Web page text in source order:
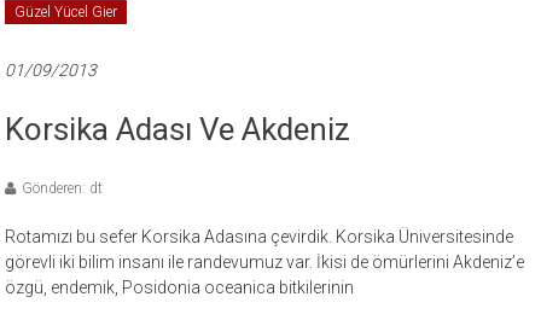
Güzel Yücel Gier
01/09/2013
Korsika Adası Ve Akdeniz
Gönderen: dt
Rotamızı bu sefer Korsika Adasına çevirdik. Korsika Üniversitesinde
görevli iki bilim insanı ile randevumuz var. İkisi de ömürlerini Akdeniz’e
özgü, endemik, Posidonia oceanica bitkilerinin